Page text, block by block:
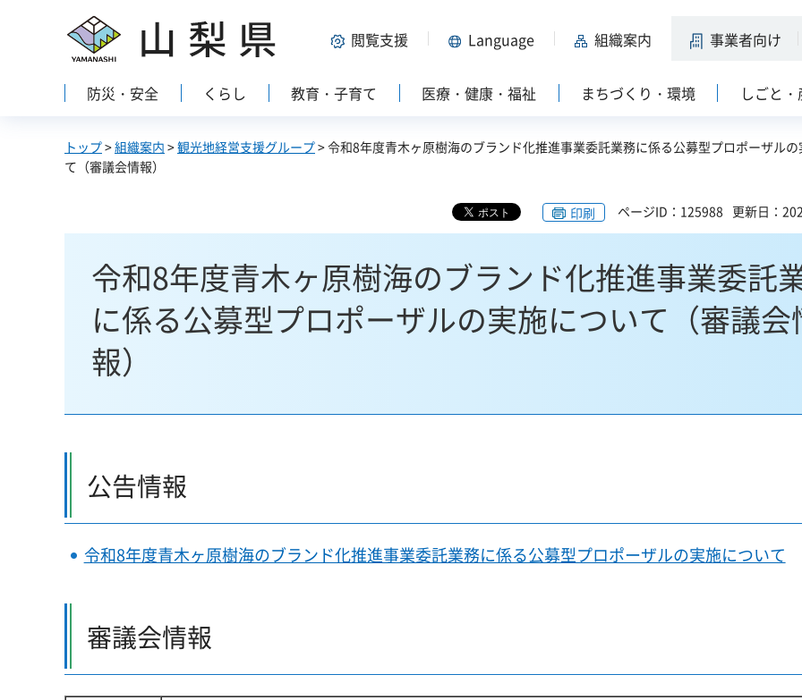
山梨県 閲覧支援 Language 組織案内 事業者向け
防災・安全 くらし 教育・子育て 医療・健康・福祉 まちづくり・環境 しごと
トップ>組織案内 >観光地経営支援グループ> 令和8年度青木ヶ原樹海のブランド化推進事業委託業務に係る公募型プロポーザル
て（審議会情報）
印刷 ページID：125988 更新日：
令和8年度青木ヶ原樹海のブランド化推進事業委託
に係る公募型プロポーザルの実施について（審議会
報）
公告情報
令和8年度青木ヶ原樹海のブランド化推進事業委託業務に係る公募型プロポーザルの実施について
審議会情報